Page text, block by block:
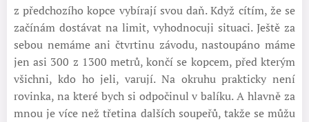
z předchozího kopce vybírají svou daň. Když cítím, že se
začínám dostávat na limit, vyhodnocuji situaci. Ještě za
sebou nemáme ani čtvrtinu závodu, nastoupáno máme
jen asi 300 z 1300 metrů, končí se kopcem, před kterým
všichni, kdo ho jeli, varují. Na okruhu prakticky není
rovinka, na které bych si odpočinul v balíku. A hlavně za
mnou je více než třetina dalších soupeřů, takže se můžu